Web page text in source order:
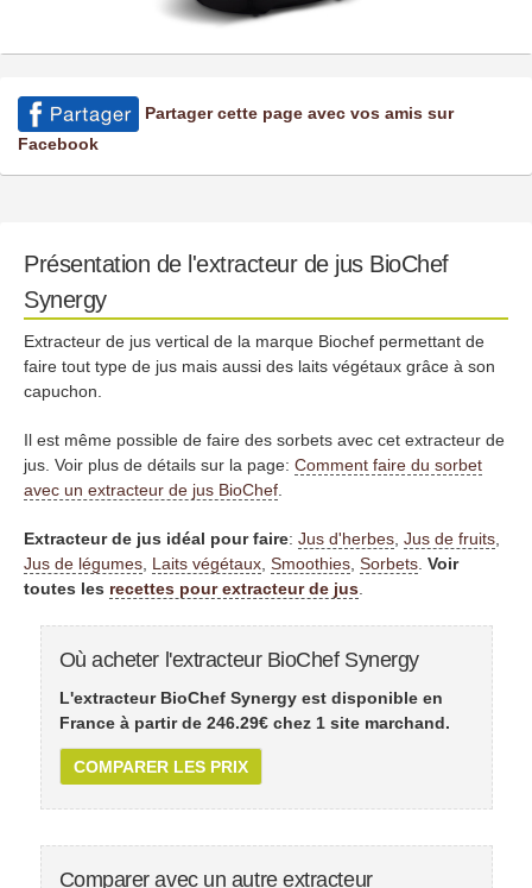
Partager cette page avec vos amis sur
Facebook
Présentation de l'extracteur de jus BioChef
Synergy
Extracteur de jus vertical de la marque Biochef permettant de
faire tout type de jus mais aussi des laits végétaux grâce à son
capuchon.
Il est même possible de faire des sorbets avec cet extracteur de
jus. Voir plus de détails sur la page: Comment faire du sorbet
avec un extracteur de jus BioChef
Extracteur de jus idéal pour faire: Jus d'herbes Jus de fruits
Jus de légumes Laits végétaux Smoothies Sorbets Voir
toutes les recettes pour extracteur de jus
Où acheter l'extracteur BioChef Synergy
L'extracteur BioChef Synergy est disponible en
France à partir de 246.29€ chez 1 site marchand.
COMPARER LES PRIX
Comparer avec un autre extracteur